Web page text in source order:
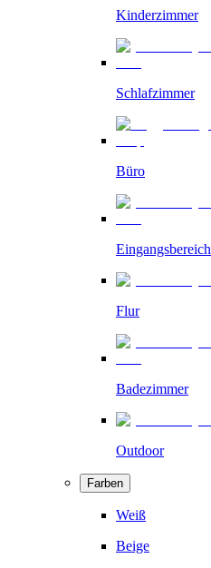
Kinderzimmer
Schlafzimmer
Büro
Eingangsbereich
Flur
Badezimmer
Outdoor
Farben
Weiß
Beige